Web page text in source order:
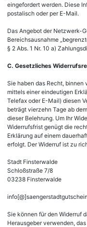
eingefordert werden. Diese
postalisch oder per E-Mail.
Das Angebot der Netzwerk-
Bereichsausnahme
§ 2 Abs. 1 Nr. 10 a)
C. Gesetzliches
Sie haben das Recht, binnen
mittels einer eindeutigen
Telefax oder E-Mail) diesen
beträgt vierzehn Tage ab
dieser Belehrung. Um Ihr
Widerrufsfrist genügt die
Erklärung auf einem
erfolgt. Der Widerruf ist zu
Stadt Finsterwalde
Schloßstraße 7/8
03238 Finsterwalde
Sie können für den Widerruf
Herausgeber verwenden,